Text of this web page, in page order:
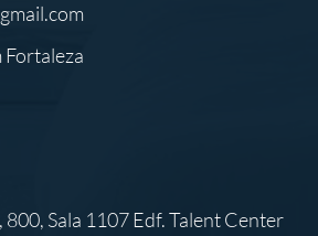
800, Sala 1107 Edf. Talent Center